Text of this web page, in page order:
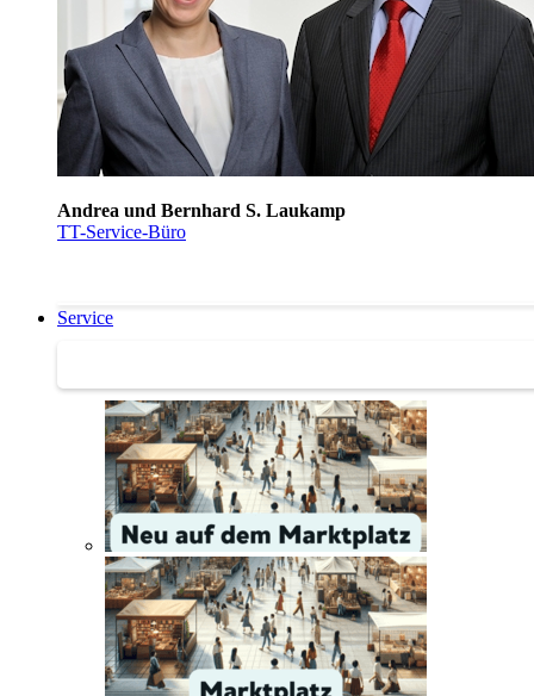
Andrea und Bernhard S. Laukamp
TT-Service-Büro
Service